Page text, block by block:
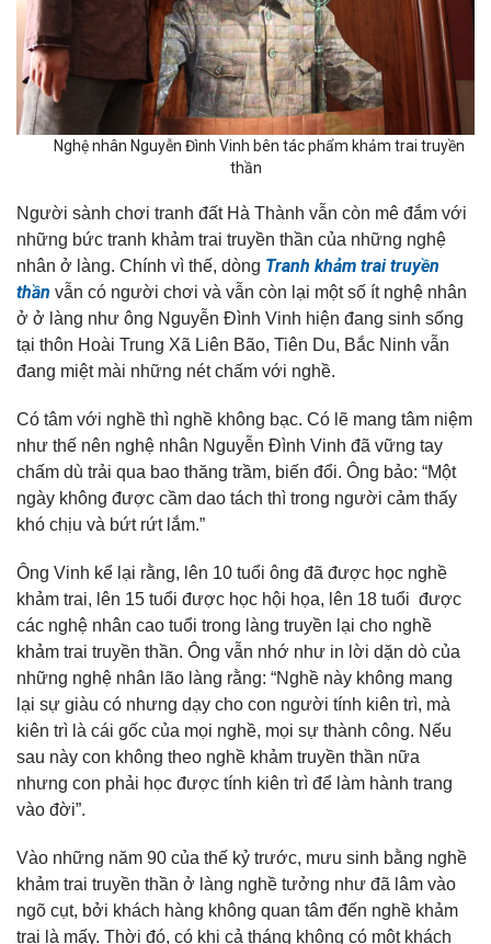
Nghệ nhân Nguyễn Đình Vinh bên tác phẩm khảm trai truyền
thần
Người sành chơi tranh đất Hà Thành vẫn còn mê đắm với
những bức tranh khảm trai truyền thần của những nghệ
nhân ở làng. Chính vì thế, dòng Tranh khảm trai truyền
thần vẫn có người chơi và vẫn còn lại một số ít nghệ nhân
ở ở làng như ông Nguyễn Đình Vinh hiện đang sinh sống
tại thôn Hoài Trung Xã Liên Bão, Tiên Du, Bắc Ninh vẫn
đang miệt mài những nét chấm với nghề.
Có tâm với nghề thì nghề không bạc. Có lẽ mang tâm niệm
như thế nên nghệ nhân Nguyễn Đình Vinh đã vững tay
chấm dù trải qua bao thăng trầm, biến đổi. Ông bảo: “Một
ngày không được cầm dao tách thì trong người cảm thấy
khó chịu và bứt rứt lắm.”
Ông Vinh kể lại rằng, lên 10 tuổi ông đã được học nghề
khảm trai, lên 15 tuổi được học hội họa, lên 18 tuổi được
các nghệ nhân cao tuổi trong làng truyền lại cho nghề
khảm trai truyền thần. Ông vẫn nhớ như in lời dặn dò của
những nghệ nhân lão làng rằng: “Nghề này không mang
lại sự giàu có nhưng dạy cho con người tính kiên trì, mà
kiên trì là cái gốc của mọi nghề, mọi sự thành công. Nếu
sau này con không theo nghề khảm truyền thần nữa
nhưng con phải học được tính kiên trì để làm hành trang
vào đời”.
Vào những năm 90 của thế kỷ trước, mưu sinh bằng nghề
khảm trai truyền thần ở làng nghề tưởng như đã lâm vào
ngõ cụt, bởi khách hàng không quan tâm đến nghề khảm
trai là mấy. Thời đó, có khi cả tháng không có một khách